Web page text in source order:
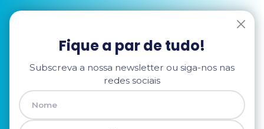
Fique a par de tudo!
Subscreva a nossa newsletter ou siga-nos nas
redes sociais